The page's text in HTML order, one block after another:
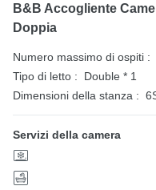
B&B Accogliente
Doppia
Numero massimo di ospiti :
Tipo di letto :
Double * 1
Dimensioni della stanza :
Servizi della camera